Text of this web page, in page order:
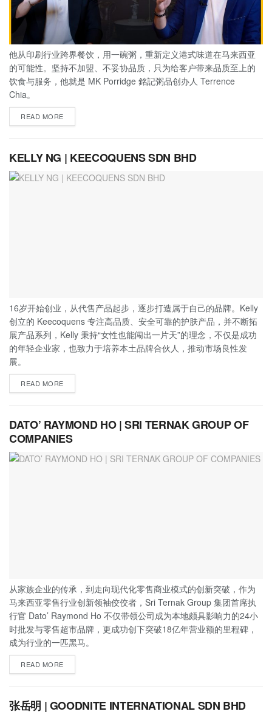
他从印刷行业跨界餐饮，用一碗粥，重新定义港式味道在马来西亚
的可能性。坚持不加盟、不妥协品质，只为给客户带来品质至上的
饮食与服务，他就是 MK Porridge 銘記粥品创办人 Terrence
Chia。
READ MORE
KELLY NG | KEECOQUENS SDN BHD
16岁开始创业，从代售产品起步，逐步打造属于自己的品牌。Kelly
创立的 Keecoquens 专注高品质、安全可靠的护肤产品，并不断拓
展产品系列，Kelly 秉持“女性也能闯出一片天”的理念，不仅是成功
的年轻企业家，也致力于培养本土品牌合伙人，推动市场良性发
展。
READ MORE
DATO’ RAYMOND HO | SRI TERNAK GROUP OF
COMPANIES
从家族企业的传承，到走向现代化零售商业模式的创新突破，作为
马来西亚零售行业创新领袖佼佼者，Sri Ternak Group 集团首席执
行官 Dato’ Raymond Ho 不仅带领公司成为本地颇具影响力的24小
时批发与零售超市品牌，更成功创下突破18亿年营业额的里程碑，
成为行业的一匹黑马。
READ MORE
张岳明 | GOODNITE INTERNATIONAL SDN BHD